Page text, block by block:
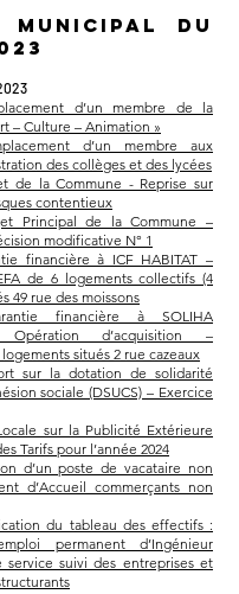
municipal du
d’un membre de la
– Culture – Animation »
d’un membre aux
des collèges et des lycées
de la Commune - Reprise sur
contentieux
Principal de la Commune –
modificative N° 1
financière à ICF HABITAT –
de 6 logements collectifs (4
49 rue des moissons
financière à SOLIHA
Opération d’acquisition –
situés 2 rue cazeaux
sur la dotation de solidarité
sociale (DSUCS) – Exercice
sur la Publicité Extérieure
Tarifs pour l’année 2024
d’un poste de vacataire non
d’Accueil commerçants non
du tableau des effectifs :
permanent d’Ingénieur
suivi des entreprises et